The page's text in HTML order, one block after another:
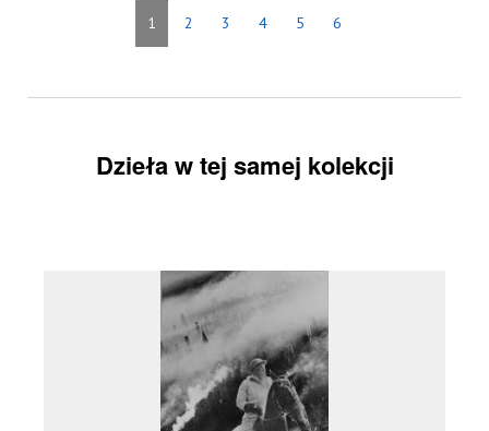
1 2 3 4 5 6
Dzieła w tej samej kolekcji